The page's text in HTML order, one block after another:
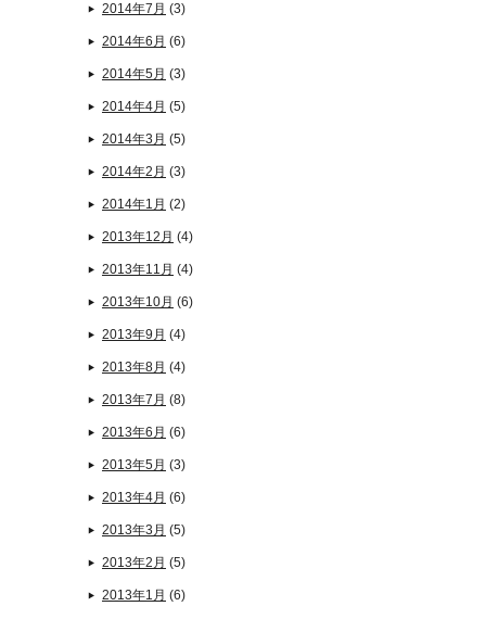
2014年7月 (3)
2014年6月 (6)
2014年5月 (3)
2014年4月 (5)
2014年3月 (5)
2014年2月 (3)
2014年1月 (2)
2013年12月 (4)
2013年11月 (4)
2013年10月 (6)
2013年9月 (4)
2013年8月 (4)
2013年7月 (8)
2013年6月 (6)
2013年5月 (3)
2013年4月 (6)
2013年3月 (5)
2013年2月 (5)
2013年1月 (6)